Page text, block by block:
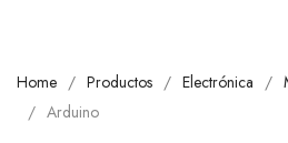
Home Productos Electrónica
Arduino